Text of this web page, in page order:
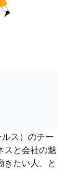
ス）のチー
スと会社の魅
きたい人、と